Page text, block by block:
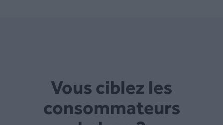
Vous ciblez les
consommateurs